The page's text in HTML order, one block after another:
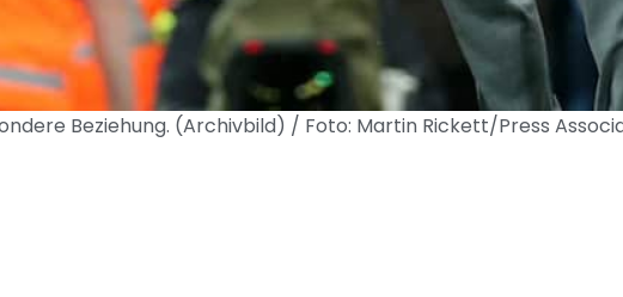
Beziehung. (Archivbild) / Foto: Martin Rickett/Press